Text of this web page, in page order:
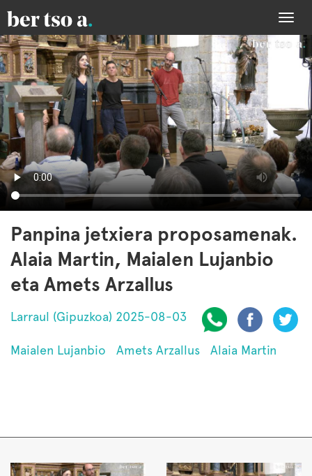
Panpina jetxiera proposamenak.
Alaia Martin, Maialen Lujanbio
eta Amets Arzallus
Larraul (Gipuzkoa) 2025-08-03
Maialen Lujanbio Amets Arzallus Alaia Martin